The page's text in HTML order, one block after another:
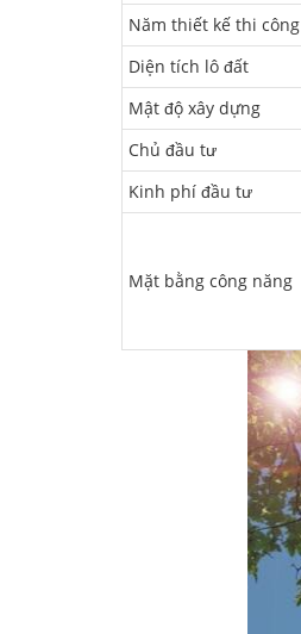
Năm thiết kế thi công
Diện tích lô đất
Mật độ xây dựng
Chủ đầu tư
Kinh phí đầu tư
Mặt bằng công năng